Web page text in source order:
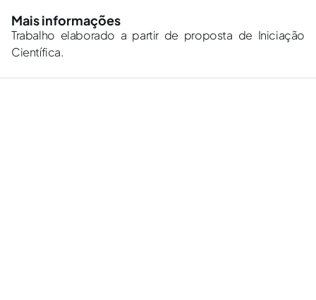
Mais informações
Trabalho elaborado a partir de proposta de Iniciação
Científica.